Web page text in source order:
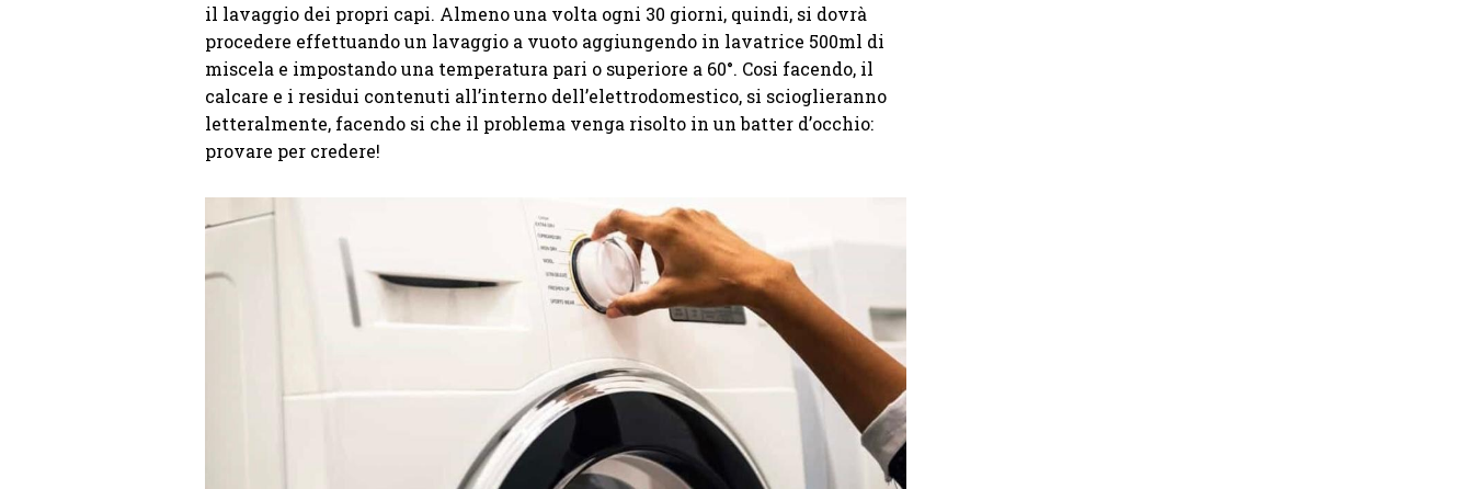
il lavaggio dei propri capi. Almeno una volta ogni 30 giorni, quindi, si dovrà
procedere effettuando un lavaggio a vuoto aggiungendo in lavatrice 500ml di
miscela e impostando una temperatura pari o superiore a 60°. Cosi facendo, il
calcare e i residui contenuti all’interno dell’elettrodomestico, si scioglieranno
letteralmente, facendo si che il problema venga risolto in un batter d’occhio:
provare per credere!